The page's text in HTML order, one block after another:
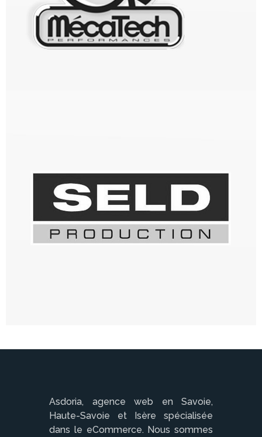
Asdoria, agence web en Savoie,
Haute-Savoie et Isère spécialisée
dans le eCommerce. Nous sommes